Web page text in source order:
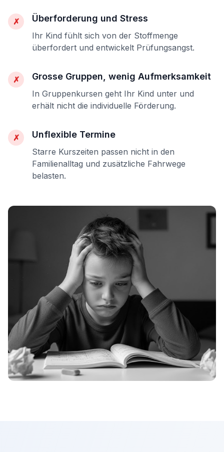
✗ Überforderung und Stress
Ihr Kind fühlt sich von der Stoffmenge
überfordert und entwickelt Prüfungsangst.
✗ Grosse Gruppen, wenig Aufmerksamkeit
In Gruppenkursen geht Ihr Kind unter und
erhält nicht die individuelle Förderung.
✗ Unflexible Termine
Starre Kurszeiten passen nicht in den
Familienalltag und zusätzliche Fahrwege
belasten.